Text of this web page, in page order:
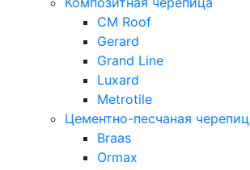
CM Roof
Gerard
Grand Line
Luxard
Metrotile
Цементно-песчаная
Braas
Ormax